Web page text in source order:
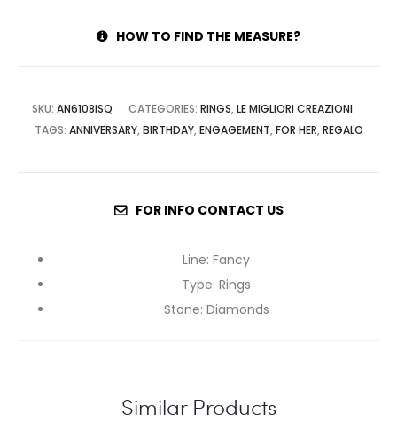
HOW TO FIND THE MEASURE?
SKU: AN6108ISQ CATEGORIES: RINGS, LE MIGLIORI CREAZIONI
TAGS: ANNIVERSARY, BIRTHDAY, ENGAGEMENT, FOR HER, REGALO
FOR INFO CONTACT US
Line: Fancy
Type: Rings
Stone: Diamonds
Similar Products